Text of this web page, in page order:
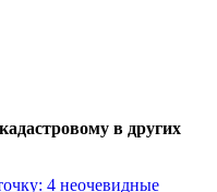
в других
4 неочевидные